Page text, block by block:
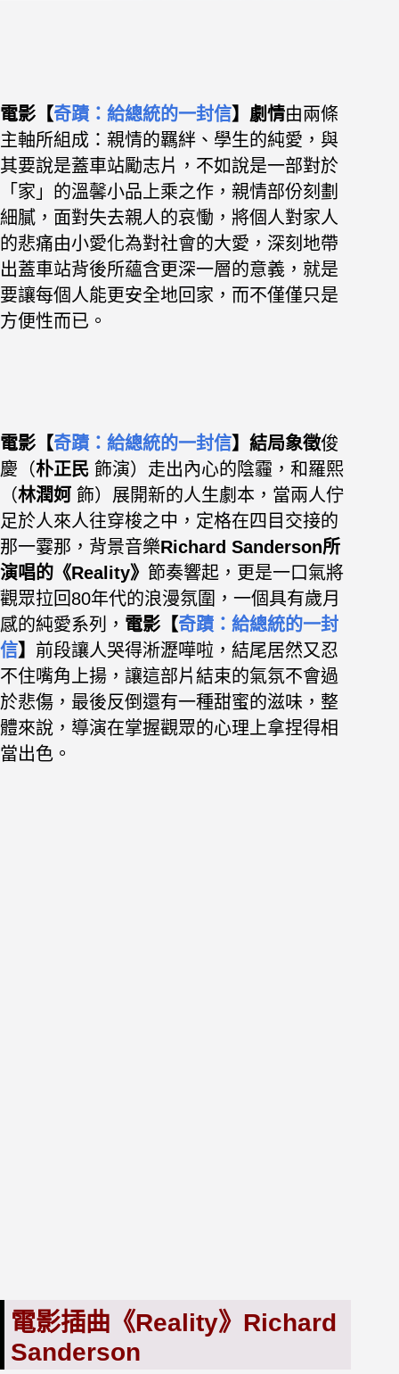
電影【奇蹟：給總統的一封信】劇情由兩條
主軸所組成：親情的羈絆、學生的純愛，與
其要說是蓋車站勵志片，不如說是一部對於
「家」的溫馨小品上乘之作，親情部份刻劃
細膩，面對失去親人的哀慟，將個人對家人
的悲痛由小愛化為對社會的大愛， 深刻地帶
出蓋車站背後所蘊含更深一層的意義，就是
要讓每個人能更安全地回家，而不僅僅只是
方便性而已。
電影【奇蹟：給總統的一封信】結局象徵俊
慶（朴正民 飾演）走出內心的陰霾，和羅熙
（林潤妸 飾）展開新的人生劇本，當兩人佇
足於人來人往穿梭之中，定格在四目交接的
那一霎那，背景音樂Richard Sanderson所
演唱的 《Reality》 節奏響起，更是一口氣將
觀眾拉回80年代的浪漫氛圍，一個具有歲月
感的純愛系列， 電影【奇蹟：給總統的一封
信】 前段讓人哭得淅瀝嘩啦，結尾居然又忍
不住嘴角上揚，讓這部片結束的氣氛不會過
於悲傷，最後反倒還有一種甜蜜的滋味， 整
體來說，導演在掌握觀眾的心理上拿捏得相
當出色 。
電影插曲《Reality》Richard
Sanderson